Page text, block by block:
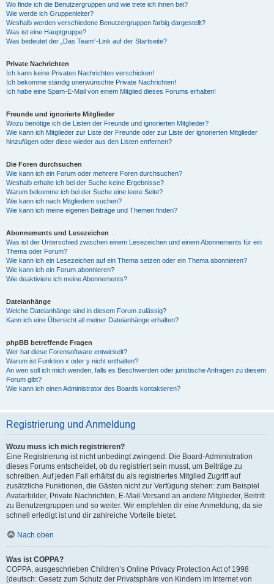
Wo finde ich die Benutzergruppen und wie trete ich ihnen bei?
Wie werde ich Gruppenleiter?
Weshalb werden verschiedene Benutzergruppen farbig dargestellt?
Was ist eine Hauptgruppe?
Was bedeutet der „Das Team“-Link auf der Startseite?
Private Nachrichten
Ich kann keine Privaten Nachrichten verschicken!
Ich bekomme ständig unerwünschte Private Nachrichten!
Ich habe eine Spam-E-Mail von einem Mitglied dieses Forums erhalten!
Freunde und ignorierte Mitglieder
Wozu benötige ich die Listen der Freunde und ignorierten Mitglieder?
Wie kann ich Mitglieder zur Liste der Freunde oder zur Liste der ignorierten Mitglieder
hinzufügen oder diese wieder aus den Listen entfernen?
Die Foren durchsuchen
Wie kann ich ein Forum oder mehrere Foren durchsuchen?
Weshalb erhalte ich bei der Suche keine Ergebnisse?
Warum bekomme ich bei der Suche eine leere Seite?
Wie kann ich nach Mitgliedern suchen?
Wie kann ich meine eigenen Beiträge und Themen finden?
Abonnements und Lesezeichen
Was ist der Unterschied zwischen einem Lesezeichen und einem Abonnements für ein
Thema oder Forum?
Wie kann ich ein Lesezeichen auf ein Thema setzen oder ein Thema abonnieren?
Wie kann ich ein Forum abonnieren?
Wie deaktiviere ich meine Abonnements?
Dateianhänge
Welche Dateianhänge sind in diesem Forum zulässig?
Kann ich eine Übersicht all meiner Dateianhänge erhalten?
phpBB betreffende Fragen
Wer hat diese Forensoftware entwickelt?
Warum ist Funktion x oder y nicht enthalten?
An wen soll ich mich wenden, falls es Beschwerden oder juristische Anfragen zu diesem
Forum gibt?
Wie kann ich einen Administrator des Boards kontaktieren?
Registrierung und Anmeldung
Wozu muss ich mich registrieren?
Eine Registrierung ist nicht unbedingt zwingend. Die Board-Administration
dieses Forums entscheidet, ob du registriert sein musst, um Beiträge zu
schreiben. Auf jeden Fall erhältst du als registriertes Mitglied Zugriff auf
zusätzliche Funktionen, die Gästen nicht zur Verfügung stehen: zum Beispiel
Avatarbilder, Private Nachrichten, E-Mail-Versand an andere Mitglieder, Beitritt
zu Benutzergruppen und so weiter. Wir empfehlen dir eine Anmeldung, da sie
schnell erledigt ist und dir zahlreiche Vorteile bietet.
Nach oben
Was ist COPPA?
COPPA, ausgeschrieben Children’s Online Privacy Protection Act of 1998
(deutsch: Gesetz zum Schutz der Privatsphäre von Kindern im Internet von